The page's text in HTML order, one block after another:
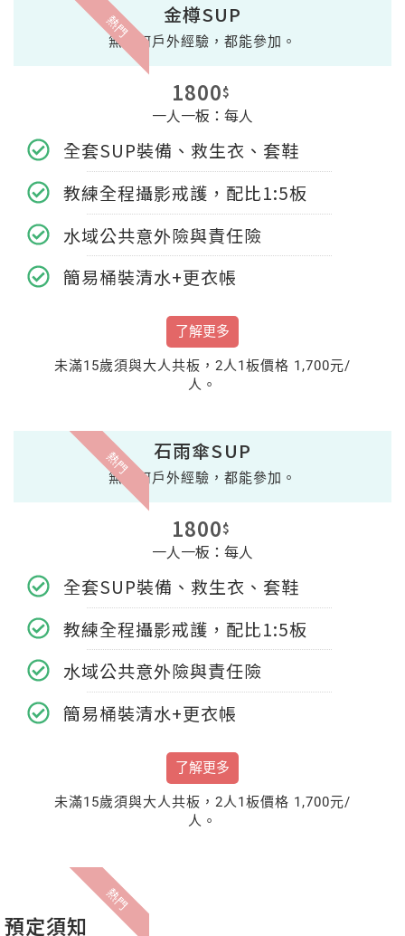
熱門 金樽SUP
無任何戶外經驗，都能參加。
1800$
一人一板：每人
全套SUP裝備、救生衣、套鞋
教練全程攝影戒護，配比1:5板
水域公共意外險與責任險
簡易桶裝清水+更衣帳
了解更多
未滿15歲須與大人共板，2人1板價格 1,700元/
人。
熱門 石雨傘SUP
無任何戶外經驗，都能參加。
1800$
一人一板：每人
全套SUP裝備、救生衣、套鞋
教練全程攝影戒護，配比1:5板
水域公共意外險與責任險
簡易桶裝清水+更衣帳
了解更多
未滿15歲須與大人共板，2人1板價格 1,700元/
人。
熱門
預定須知